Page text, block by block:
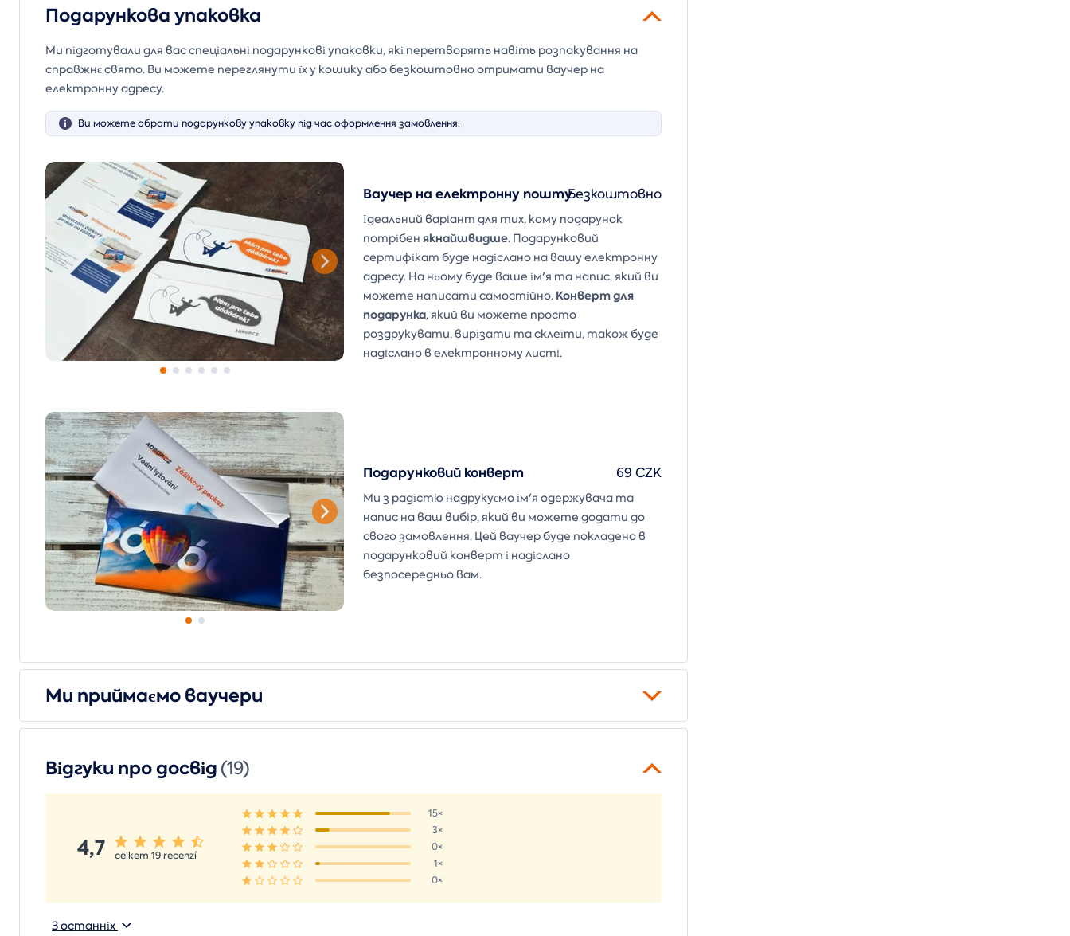
Подарункова упаковка
Ми підготували для вас спеціальні подарункові упаковки, які перетворять навіть розпакування на
справжнє свято. Ви можете переглянути їх у кошику або безкоштовно отримати ваучер на
електронну адресу.
Ви можете обрати подарункову упаковку під час оформлення замовлення.
Ваучер на електронну пошту
Ідеальний варіант для тих, кому подарунок
потрібен якнайшвидше. Подарунковий
сертифікат буде надіслано на вашу електронну
адресу. На ньому буде ваше ім'я та напис, який ви
можете написати самостійно. Конверт для
подарунка, який ви можете просто
роздрукувати, вирізати та склеїти, також буде
надіслано в електронному листі.
Безкоштовно
Подарунковий конверт
Ми з радістю надрукуємо ім'я одержувача та
напис на ваш вибір, який ви можете додати до
свого замовлення. Цей ваучер буде покладено в
подарунковий конверт і надіслано
безпосередньо вам.
69 CZK
Ми приймаємо ваучери
Відгуки про досвід (19)
4,7 celkem 19 recenzí
15×
3×
0×
1×
0×
З останніх